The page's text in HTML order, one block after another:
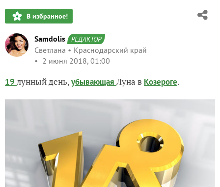
В избранное!
Samdolis РЕДАКТОР
Светлана
Краснодарский край
2 июня 2018, 01:00
19 лунный день,убывающая Луна в Козероге.